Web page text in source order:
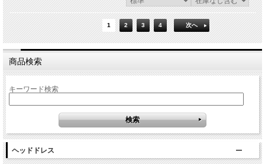
1 2 3 4 次へ
商品検索
キーワード検索
ヘッドドレス